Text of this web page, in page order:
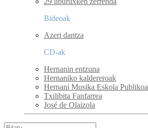
Bideoak
Azeri dantza
CD-ak
Hernanin entzuna
Hernaniko kaldereroak
Hernani Musika Eskola Publikoa
Txilibita Fanfarrea
José de Olaizola